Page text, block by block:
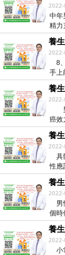
中年
精力
養
8
手上
養
男
癌效
養
具
性應
養
男
個時
況。
養
小